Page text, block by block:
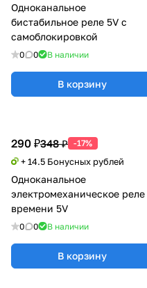
Одноканальное
бистабильное реле 5V с
самоблокировкой
0 0 В наличии
В корзину
290 ₽348 ₽ -17%
+ 14.5 Бонусных рублей
Одноканальное
электромеханическое реле
времени 5V
0 0 В наличии
В корзину